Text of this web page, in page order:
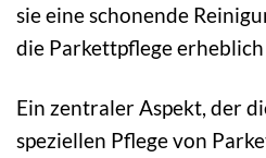
sie eine schonende
die Parkettpflege
Ein zentraler Aspekt, der
speziellen Pflege von